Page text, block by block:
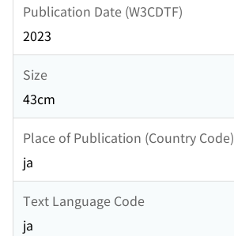
Publication Date (W3CDTF)
2023
Size
43cm
Place of Publication (Country Code)
ja
Text Language Code
ja